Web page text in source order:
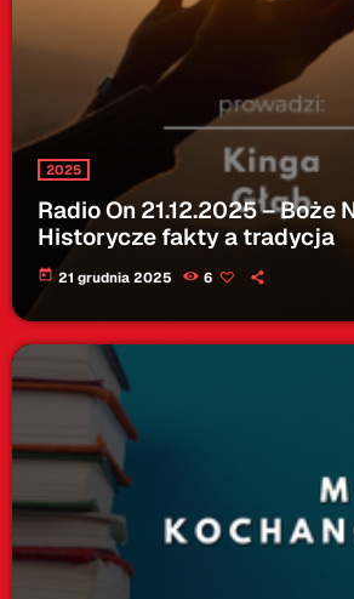
2025
Radio On 21.12.2025 – Boże
Historycze fakty a tradycja
today 21 grudnia 2025 6